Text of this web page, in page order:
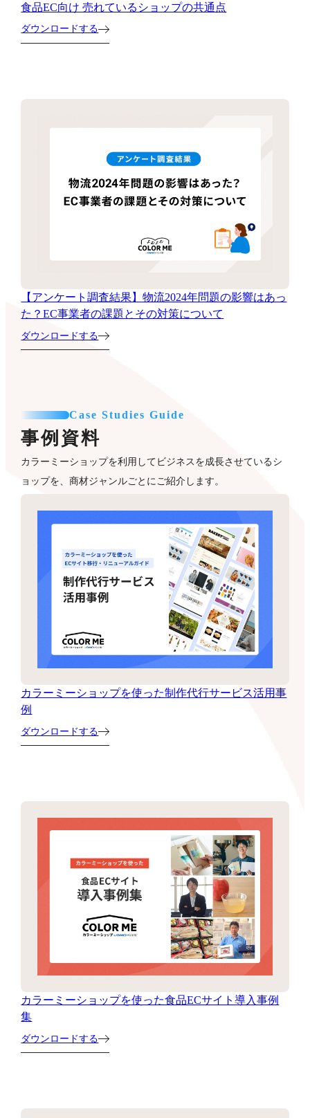
食品EC向け 売れているショップの共通点
ダウンロードする
【アンケート調査結果】物流2024年問題の影響はあっ
た？EC事業者の課題とその対策について
ダウンロードする
Case Studies Guide
事例資料
カラーミーショップを利用してビジネスを成長させているシ
ョップを、商材ジャンルごとにご紹介します。
カラーミーショップを使った制作代行サービス活用事
例
ダウンロードする
カラーミーショップを使った食品ECサイト導入事例
集
ダウンロードする